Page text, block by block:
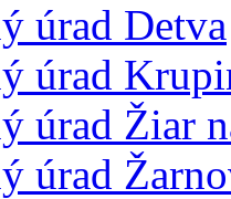
úrad Detva
úrad
úrad Žiar
úrad